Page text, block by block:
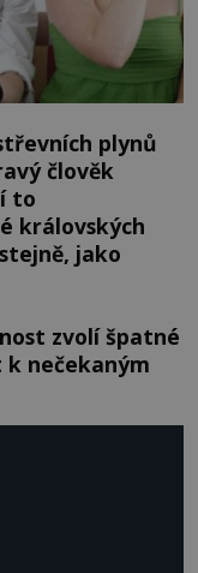
plynů
člověk
to
královských
jako
zvolí špatné
nečekaným